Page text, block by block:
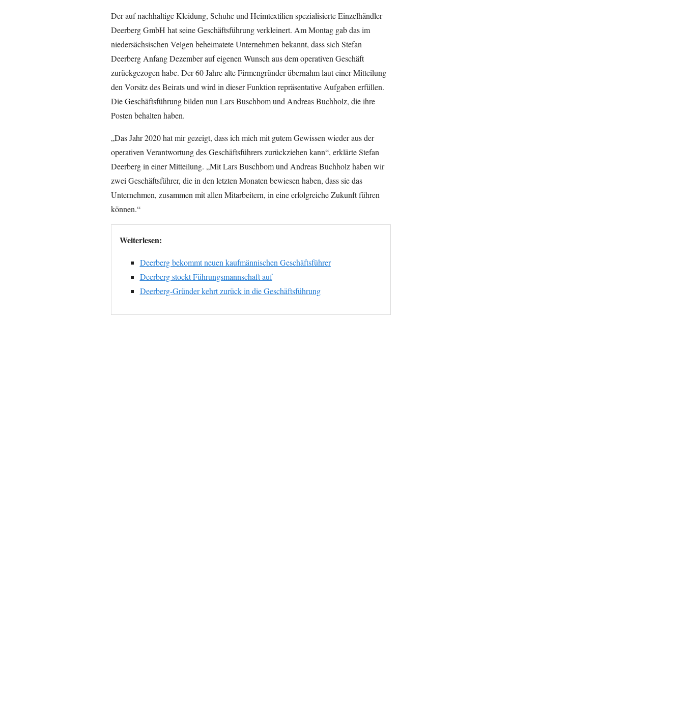
Der auf nachhaltige Kleidung, Schuhe und Heimtextilien spezialisierte Einzelhändler
Deerberg GmbH hat seine Geschäftsführung verkleinert. Am Montag gab das im
niedersächsischen Velgen beheimatete Unternehmen bekannt, dass sich Stefan
Deerberg Anfang Dezember auf eigenen Wunsch aus dem operativen Geschäft
zurückgezogen habe. Der 60 Jahre alte Firmengründer übernahm laut einer Mitteilung
den Vorsitz des Beirats und wird in dieser Funktion repräsentative Aufgaben erfüllen.
Die Geschäftsführung bilden nun Lars Buschbom und Andreas Buchholz, die ihre
Posten behalten haben.
„Das Jahr 2020 hat mir gezeigt, dass ich mich mit gutem Gewissen wieder aus der
operativen Verantwortung des Geschäftsführers zurückziehen kann“, erklärte Stefan
Deerberg in einer Mitteilung. „Mit Lars Buschbom und Andreas Buchholz haben wir
zwei Geschäftsführer, die in den letzten Monaten bewiesen haben, dass sie das
Unternehmen, zusammen mit allen Mitarbeitern, in eine erfolgreiche Zukunft führen
können.“
Weiterlesen:
Deerberg bekommt neuen kaufmännischen Geschäftsführer
Deerberg stockt Führungsmannschaft auf
Deerberg-Gründer kehrt zurück in die Geschäftsführung